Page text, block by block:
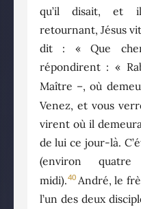
qu’il disait, et
retournant, Jésus
dit : « Que
répondirent : «
Maître –, où
Venez, et vous
virent où il
de lui ce jour-là.
(environ
midi).40 André, le
l’un des deux